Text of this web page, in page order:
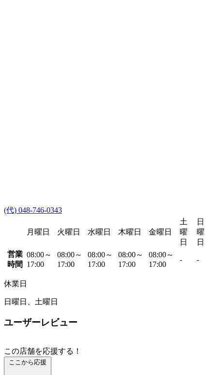
(代) 048-746-0343
月曜日 火曜日 水曜日 木曜日 金曜日
土
曜
日
日
曜
日
営業
時間
08:00～
17:00
08:00～
17:00
08:00～
17:00
08:00～
17:00
08:00～
17:00
- -
休業日
日曜日、土曜日
ユーザーレビュー
この店舗を応援する！
ここから応援